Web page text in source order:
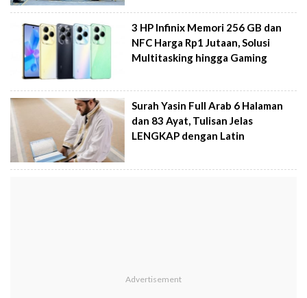
3 HP Infinix Memori 256 GB dan
NFC Harga Rp1 Jutaan, Solusi
Multitasking hingga Gaming
Surah Yasin Full Arab 6 Halaman
dan 83 Ayat, Tulisan Jelas
LENGKAP dengan Latin